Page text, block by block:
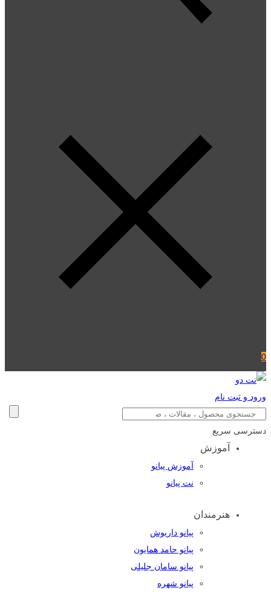
0
ورود و ثبت نام
دسترسی سریع
آموزش
آموزش پیانو
نت پیانو
هنرمندان
پیانو داریوش
پیانو حامد همایون
پیانو سامان جلیلی
پیانو شهره